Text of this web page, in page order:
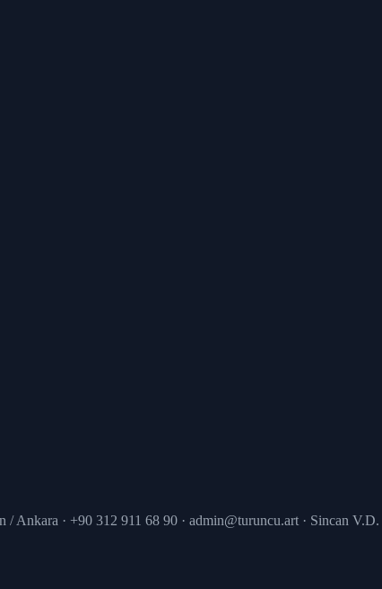
· +90 312 911 68 90 · admin@turuncu.art · Sincan